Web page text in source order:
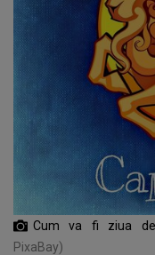
Cum va fi ziua de
PixaBay)